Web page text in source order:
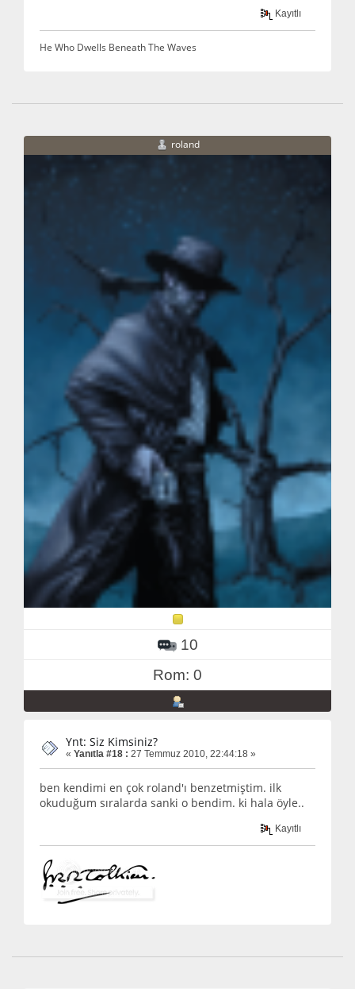
Kayıtlı
He Who Dwells Beneath The Waves
roland
10
Rom: 0
Ynt: Siz Kimsiniz?
« Yanıtla #18 : 27 Temmuz 2010, 22:44:18 »
ben kendimi en çok roland'ı benzetmiştim. ilk
okuduğum sıralarda sanki o bendim. ki hala öyle..
Kayıtlı